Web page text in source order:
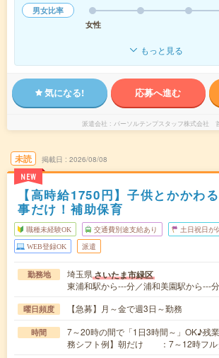
男女比率
女性
もっと見る
気になる! 応募へ進む
派遣会社 パーソルテンプスタッフ株式会社
未読
NEW
掲載日 2026/08/08
【高時給1750円】子供とかかわ
事だけ！補助保育
職種未経験OK 交通費別途支給あり 土日祝日が
WEB登録OK 派遣
勤務地 埼玉県さいたま市緑区
東浦和駅から---分／浦和美園駅から---分
曜日頻度 【急募】月～金で週3日～勤務
時間
7～20時の間で「1日3時間～」OK♪残
務シフト例】朝だけ ：7～12時フ